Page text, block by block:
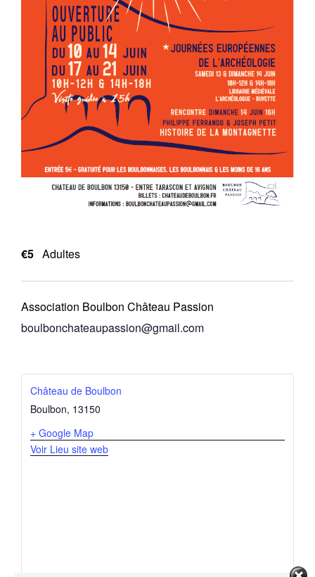
€5 Adultes
Association Boulbon Château Passion
boulbonchateaupassion@gmail.com
Château de Boulbon
Boulbon, 13150
+ Google Map
Voir Lieu site web